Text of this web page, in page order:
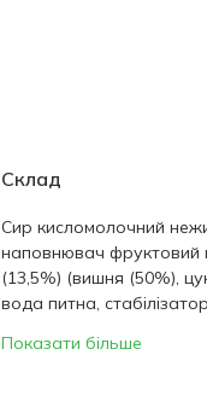
Склад
Сир кисломолочний
наповнювач фруктовий
(13,5%) (вишня (50%),
вода питна,
Показати більше